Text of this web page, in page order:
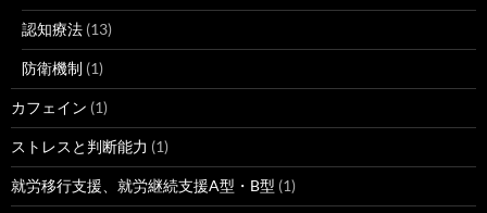
認知療法 (13)
防衛機制 (1)
カフェイン (1)
ストレスと判断能力 (1)
就労移行支援、就労継続支援A型・B型 (1)